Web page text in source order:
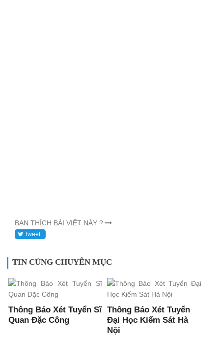
BẠN THÍCH BÀI VIẾT NÀY ?
Tweet
TIN CÙNG CHUYÊN MỤC
Thông Báo Xét Tuyển Sĩ
Quan Đặc Công
Thông Báo Xét Tuyển
Đại Học Kiểm Sát Hà
Nội